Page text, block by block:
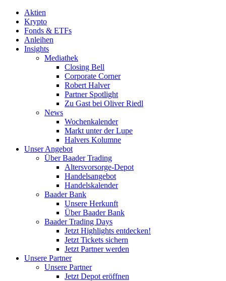
Aktien
Krypto
Fonds & ETFs
Anleihen
Insights
Mediathek
Closing Bell
Corporate Corner
Robert Halver
Partner Spotlight
Zu Gast bei Oliver Riedl
News
Wochenkalender
Markt unter der Lupe
Halvers Kolumne
Unser Angebot
Über Baader Trading
Altersvorsorge-Depot
Handelsangebot
Handelskalender
Baader Bank
Unsere Herkunft
Über Baader Bank
Baader Trading Days
Jetzt Highlights entdecken!
Jetzt Tickets sichern
Jetzt Partner werden
Unsere Partner
Unsere Partner
Jetzt Depot eröffnen